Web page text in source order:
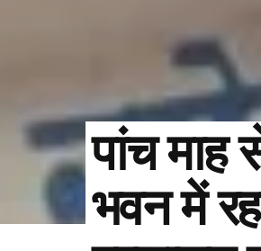
पांच माह
भवन में